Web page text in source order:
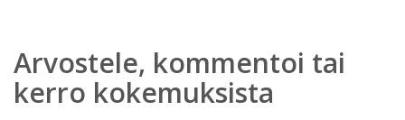
Arvostele, kommentoi tai
kerro kokemuksista